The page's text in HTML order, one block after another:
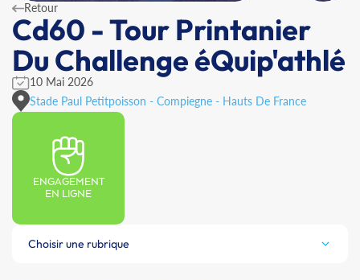
Retour
Cd60 - Tour Printanier
Du Challenge éQuip'athlé
10 Mai 2026
Stade Paul Petitpoisson - Compiegne - Hauts De France
ENGAGEMENT
EN LIGNE
Choisir une rubrique